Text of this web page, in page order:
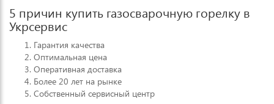
5 причин купить газосварочную горелку в
Укрсервис
Гарантия качества
Оптимальная цена
Оперативная доставка
Более 20 лет на рынке
Собственный сервисный центр